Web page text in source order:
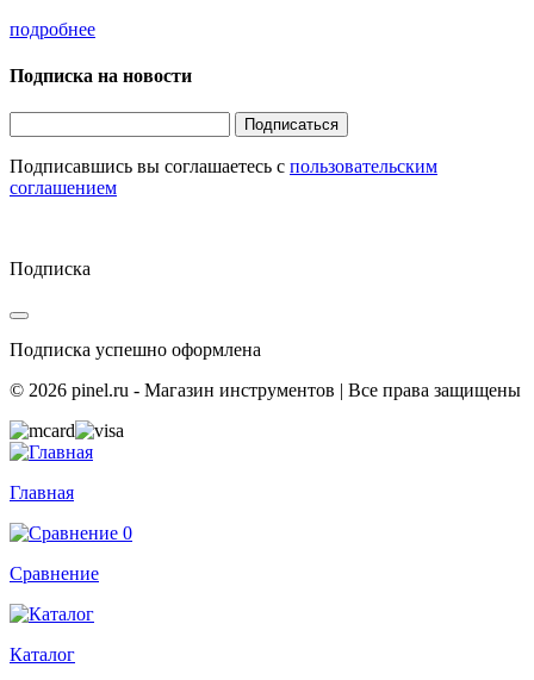
подробнее
Подписка на новости
Подписаться
Подписавшись вы соглашаетесь с пользовательским
соглашением
Подписка
Подписка успешно оформлена
© 2026 pinel.ru - Магазин инструментов | Все права защищены
Главная
0
Сравнение
Каталог